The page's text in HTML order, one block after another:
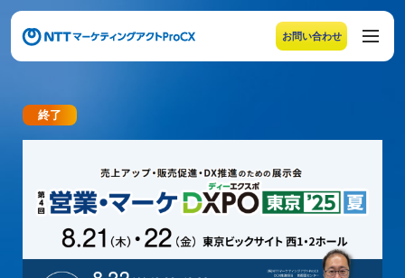
お問い合わせ
メニューの末尾です。Escape キーでメニューを閉じるこ
終了
【イベント開催のお知らせ】営業・マーケDXPO東